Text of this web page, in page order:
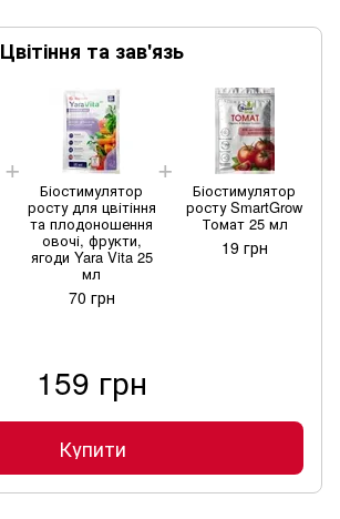
Цвітіння та зав'язь
Біостимулятор
росту для цвітіння
та плодоношення
овочі, фрукти,
ягоди Yara Vita 25
мл
70 грн
Біостимулятор
росту SmartGrow
Томат 25 мл
19 грн
159 грн
Купити